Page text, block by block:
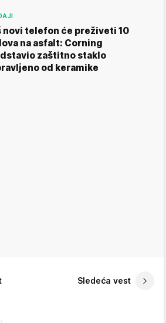
novi telefon će preživeti 10
na asfalt: Corning
zaštitno staklo
od keramike
Sledeća vest